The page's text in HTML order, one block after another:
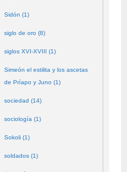
Sidón (1)
siglo de oro (8)
siglos XVI-XVIII (1)
Simeón el estilita y los ascetas
de Príapo y Juno (1)
sociedad (14)
sociología (1)
Sokoli (1)
soldados (1)